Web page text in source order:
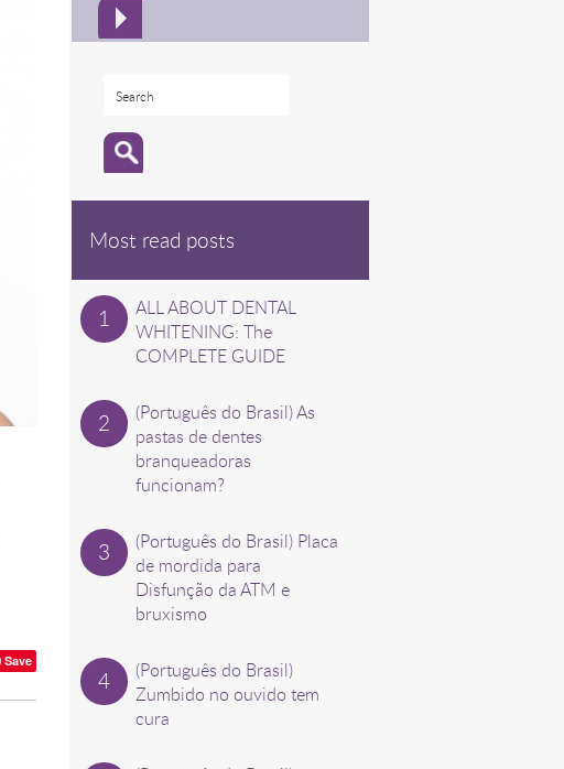
Save
Most read posts
ALL ABOUT DENTAL
WHITENING: The
COMPLETE GUIDE
(Português do Brasil) As
pastas de dentes
branqueadoras
funcionam?
(Português do Brasil) Placa
de mordida para
Disfunção da ATM e
bruxismo
(Português do Brasil)
Zumbido no ouvido tem
cura